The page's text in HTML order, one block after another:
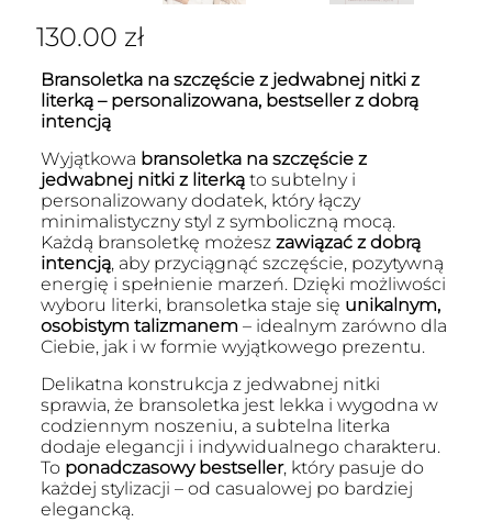
130.00 zł
Bransoletka na szczęście z jedwabnej nitki z
literką – personalizowana, bestseller z dobrą
intencją
Wyjątkowa bransoletka na szczęście z
jedwabnej nitki z literkąto subtelny i
personalizowany dodatek, który łączy
minimalistyczny styl z symboliczną mocą.
Każdą bransoletkę możesz zawiązać z dobrą
intencją, aby przyciągnąć szczęście, pozytywną
energię i spełnienie marzeń. Dzięki możliwości
wyboru literki, bransoletka staje się unikalnym,
osobistym talizmanem – idealnym zarówno dla
Ciebie, jak i w formie wyjątkowego prezentu.
Delikatna konstrukcja z jedwabnej nitki
sprawia, że bransoletka jest lekka i wygodna w
codziennym noszeniu, a subtelna literka
dodaje elegancji i indywidualnego charakteru.
To ponadczasowy bestseller, który pasuje do
każdej stylizacji – od casualowej po bardziej
elegancką.